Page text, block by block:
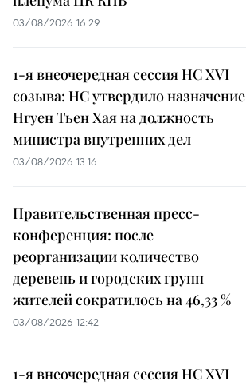
03/08/2026 16:29
1-я внеочередная сессия НС XVI
созыва: НС утвердило назначение
Нгуен Тьен Хая на должность
министра внутренних дел
03/08/2026 13:16
Правительственная пресс-
конференция: после
реорганизации количество
деревень и городских групп
жителей сократилось на 46,33 %
03/08/2026 12:42
1-я внеочередная сессия НС XVI